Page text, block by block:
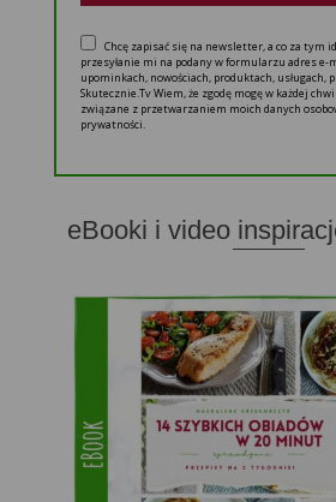
Chcę zapisać się na newsletter, a co za tym
przesyłanie mi na podany w formularzu adres
upominkach, nowościach, produktach, usługach,
Skutecznie.Tv Wiem, że zgodę mogę w każdej
związane z przetwarzaniem moich danych
prywatności.
eBooki i video